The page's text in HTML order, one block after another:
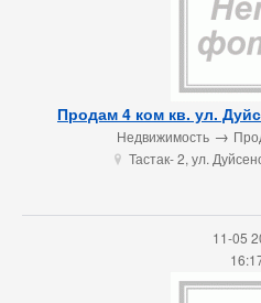
Продам 4 ком кв. ул.
Недвижимость →
u Тастак- 2, ул.
11-05